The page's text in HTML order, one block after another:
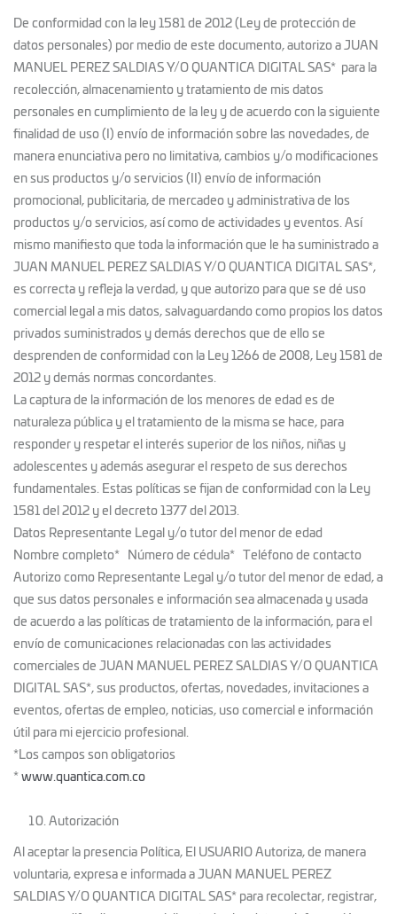
De conformidad con la ley 1581 de 2012 (Ley de protección de
datos personales) por medio de este documento, autorizo a JUAN
MANUEL PEREZ SALDIAS Y/O QUANTICA DIGITAL SAS* para la
recolección, almacenamiento y tratamiento de mis datos
personales en cumplimiento de la ley y de acuerdo con la siguiente
finalidad de uso (I) envío de información sobre las novedades, de
manera enunciativa pero no limitativa, cambios y/o modificaciones
en sus productos y/o servicios (II) envío de información
promocional, publicitaria, de mercadeo y administrativa de los
productos y/o servicios, así como de actividades y eventos. Así
mismo manifiesto que toda la información que le ha suministrado a
JUAN MANUEL PEREZ SALDIAS Y/O QUANTICA DIGITAL SAS*,
es correcta y refleja la verdad, y que autorizo para que se dé uso
comercial legal a mis datos, salvaguardando como propios los datos
privados suministrados y demás derechos que de ello se
desprenden de conformidad con la Ley 1266 de 2008, Ley 1581 de
2012 y demás normas concordantes.
La captura de la información de los menores de edad es de
naturaleza pública y el tratamiento de la misma se hace, para
responder y respetar el interés superior de los niños, niñas y
adolescentes y además asegurar el respeto de sus derechos
fundamentales. Estas políticas se fijan de conformidad con la Ley
1581 del 2012 y el decreto 1377 del 2013.
Datos Representante Legal y/o tutor del menor de edad
Nombre completo* Número de cédula* Teléfono de contacto
Autorizo como Representante Legal y/o tutor del menor de edad, a
que sus datos personales e información sea almacenada y usada
de acuerdo a las políticas de tratamiento de la información, para el
envío de comunicaciones relacionadas con las actividades
comerciales de JUAN MANUEL PEREZ SALDIAS Y/O QUANTICA
DIGITAL SAS*, sus productos, ofertas, novedades, invitaciones a
eventos, ofertas de empleo, noticias, uso comercial e información
útil para mi ejercicio profesional.
*Los campos son obligatorios
* www.quantica.com.co
Autorización
Al aceptar la presencia Política, El USUARIO Autoriza, de manera
voluntaria, expresa e informada a JUAN MANUEL PEREZ
SALDIAS Y/O QUANTICA DIGITAL SAS* para recolectar, registrar,